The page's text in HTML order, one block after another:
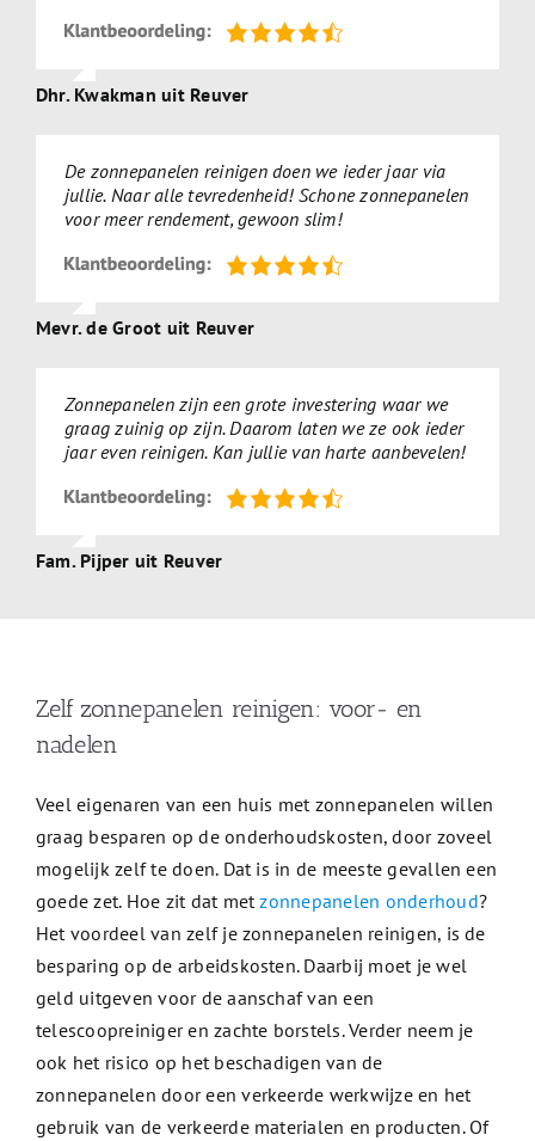
Dhr. Kwakman uit Reuver
De zonnepanelen reinigen doen we ieder jaar via
jullie. Naar alle tevredenheid! Schone zonnepanelen
voor meer rendement, gewoon slim!
Mevr. de Groot uit Reuver
Zonnepanelen zijn een grote investering waar we
graag zuinig op zijn. Daarom laten we ze ook ieder
jaar even reinigen. Kan jullie van harte aanbevelen!
Fam. Pijper uit Reuver
Zelf zonnepanelen reinigen: voor- en
nadelen
Veel eigenaren van een huis met zonnepanelen willen
graag besparen op de onderhoudskosten, door zoveel
mogelijk zelf te doen. Dat is in de meeste gevallen een
goede zet. Hoe zit dat metzonnepanelen onderhoud?
Het voordeel van zelf je zonnepanelen reinigen, is de
besparing op de arbeidskosten. Daarbij moet je wel
geld uitgeven voor de aanschaf van een
telescoopreiniger en zachte borstels. Verder neem je
ook het risico op het beschadigen van de
zonnepanelen door een verkeerde werkwijze en het
gebruik van de verkeerde materialen en producten. Of